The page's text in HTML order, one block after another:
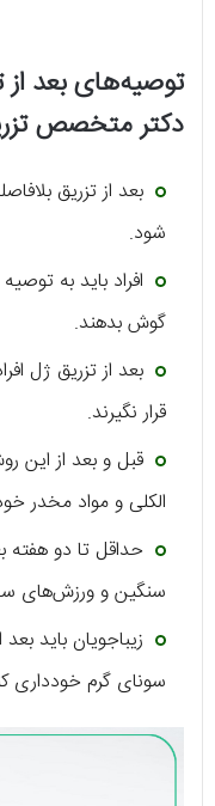
توصیه‌های بعد از
دکتر متخصص
بعد از تزریق
شود.
افراد باید به
گوش بدهند.
بعد از تزریق ژل
قرار نگیرند.
قبل و بعد از این
الکلی و مواد مخدر
حداقل تا دو هفته
سنگین و ورزش‌های
زیباجویان باید
سونای گرم خودداری